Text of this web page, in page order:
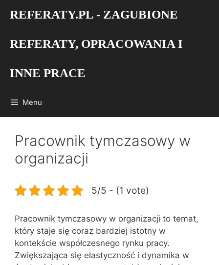
REFERATY.PL - ZAGUBIONE
REFERATY, OPRACOWANIA I
INNE PRACE
Menu
Pracownik tymczasowy w
organizacji
5/5 - (1 vote)
Pracownik tymczasowy w organizacji to temat,
który staje się coraz bardziej istotny w
kontekście współczesnego rynku pracy.
Zwiększająca się elastyczność i dynamika w